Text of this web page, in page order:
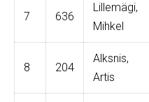
7 636
Lillemägi,
Mihkel
8 204
Alksnis,
Artis